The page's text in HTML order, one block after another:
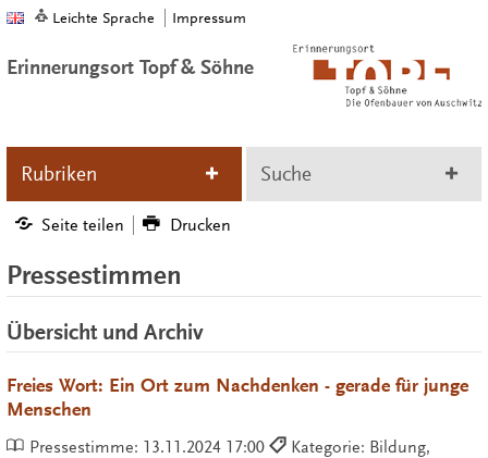
Leichte Sprache Impressum
Erinnerungsort Topf & Söhne
Rubriken Suche
Seite teilen Drucken
Pressestimmen
Übersicht und Archiv
Freies Wort: Ein Ort zum Nachdenken - gerade für junge
Menschen
Pressestimme: 13.11.2024 17:00
Kategorie: Bildung,